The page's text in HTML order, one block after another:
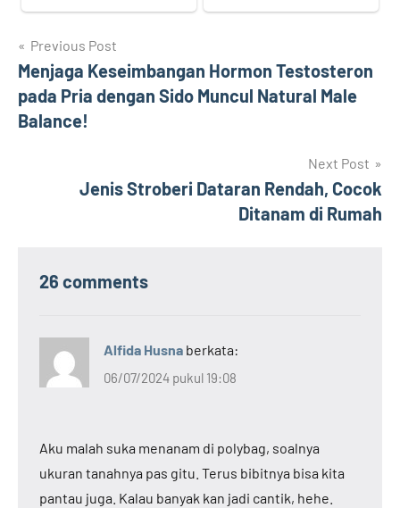
Navigasi
pos
Previous Post
Menjaga Keseimbangan Hormon Testosteron
pada Pria dengan Sido Muncul Natural Male
Balance!
Next Post
Jenis Stroberi Dataran Rendah, Cocok
Ditanam di Rumah
26 comments
Alfida Husna berkata:
06/07/2024 pukul 19:08
Aku malah suka menanam di polybag, soalnya
ukuran tanahnya pas gitu. Terus bibitnya bisa kita
pantau juga. Kalau banyak kan jadi cantik, hehe.